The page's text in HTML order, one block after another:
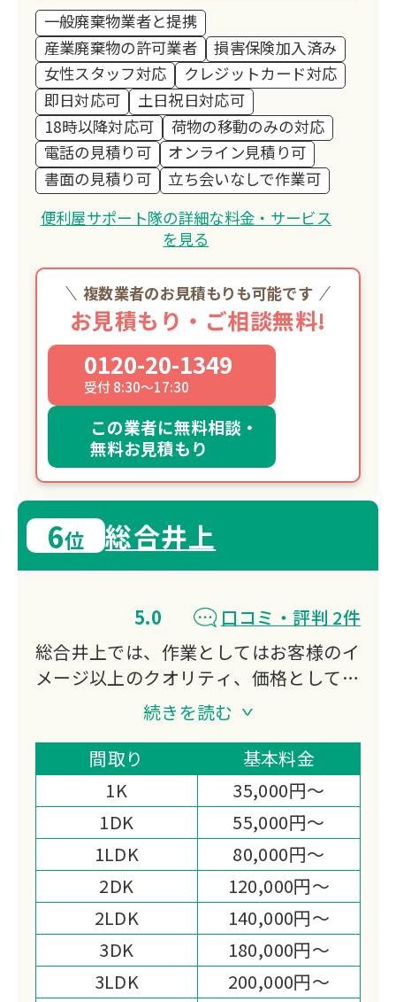
一般廃棄物業者と提携
産業廃棄物の許可業者
損害保険加入済み
女性スタッフ対応
クレジットカード対応
即日対応可
土日祝日対応可
18時以降対応可
荷物の移動のみの対応
電話の見積り可
オンライン見積り可
書面の見積り可
立ち会いなしで作業可
便利屋サポート隊の詳細な料金・サービス
を見る
複数業者のお見積もりも可能です
お見積もり・ご相談無料!
0120-20-1349
受付 8:30～17:30
この業者に無料相談・
無料お見積もり
6位 総合井上
5.0
口コミ・評判 2件
総合井上では、作業としてはお客様のイ
メージ以上のクオリティ、価格としては
出来る限りお客様のご負担が少しでも少
なくなるよう努力させていただきます。
作業スピードと致しましては、お客様の
希望通り、また少し早めに納期など時期
によって様々ですが出来る限り早く受け
渡しが出来るよう心がけていきたいと思
います。
お客様が作業終了後、「総合井上に依頼
してよかった。」「また、次も総合井上
に頼もう。」などと思っていただけるよ
う努力していきたいと思います。
続きを読む
間取り
基本料金
1K
35,000円～
1DK
55,000円～
1LDK
80,000円～
2DK
120,000円～
2LDK
140,000円～
3DK
180,000円～
3LDK
200,000円～